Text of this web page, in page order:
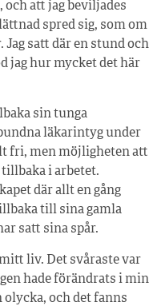
och att jag beviljades
spred sig, som om
satt där en stund och
jag hur mycket det här
sin tunga
läkarintyg under
fri, men möjligheten att
tillbaka i arbetet.
där allt en gång
till sina gamla
satt sina spår.
liv. Det svåraste var
hade förändrats i min
olycka, och det fanns